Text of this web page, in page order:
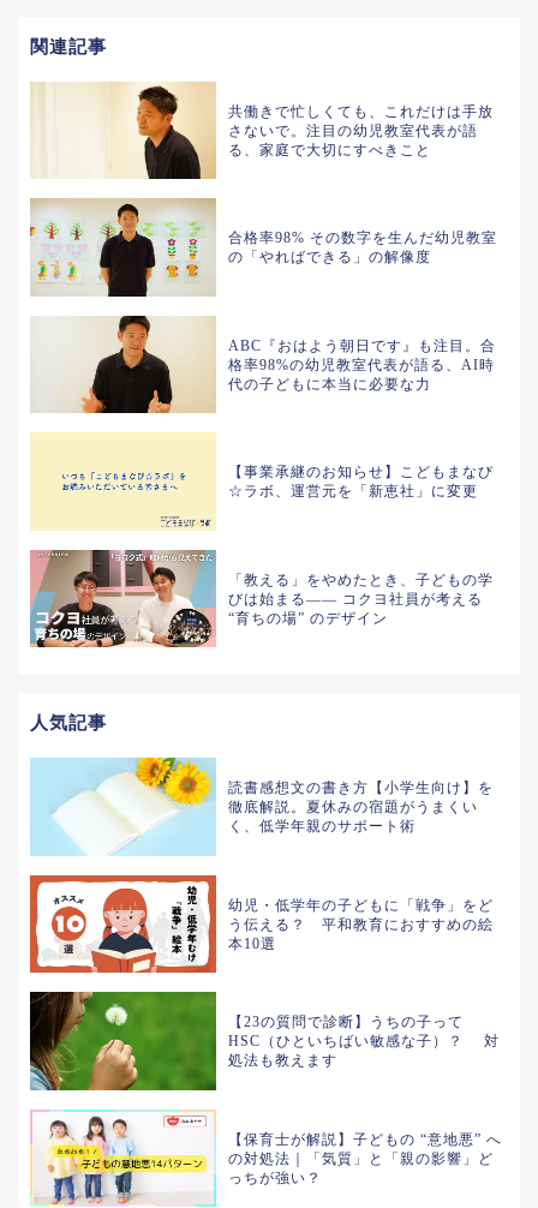
関連記事
共働きで忙しくても、これだけは手放
さないで。注目の幼児教室代表が語
る、家庭で大切にすべきこと
合格率98% その数字を生んだ幼児教室
の「やればできる」の解像度
ABC『おはよう朝日です』も注目。合
格率98%の幼児教室代表が語る、AI時
代の子どもに本当に必要な力
【事業承継のお知らせ】こどもまなび
☆ラボ、運営元を「新恵社」に変更
「教える」をやめたとき、子どもの学
びは始まる—— コクヨ社員が考える
“育ちの場” のデザイン
人気記事
読書感想文の書き方【小学生向け】を
徹底解説。夏休みの宿題がうまくい
く、低学年親のサポート術
幼児・低学年の子どもに「戦争」をど
う伝える？ 平和教育におすすめの絵
本10選
【23の質問で診断】うちの子って
HSC（ひといちばい敏感な子）？ 対
処法も教えます
【保育士が解説】子どもの “意地悪” へ
の対処法｜「気質」と「親の影響」ど
っちが強い？